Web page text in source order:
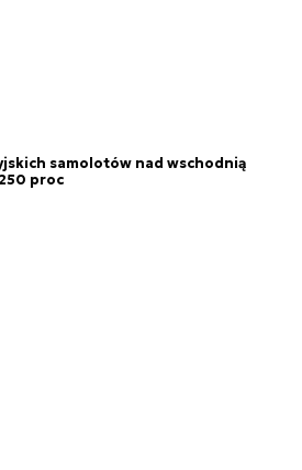
samolotów nad wschodnią
proc